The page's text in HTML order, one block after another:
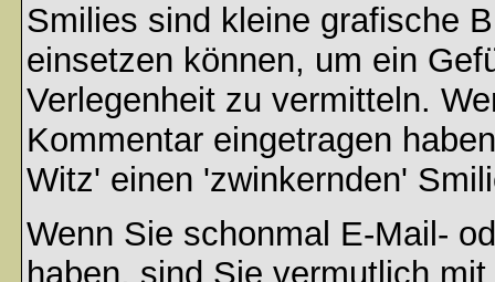
Smilies sind kleine grafische
einsetzen können, um ein
Verlegenheit zu vermitteln.
Kommentar eingetragen
Witz' einen 'zwinkernden'
Wenn Sie schonmal E-Mail-
haben, sind Sie vermutlich